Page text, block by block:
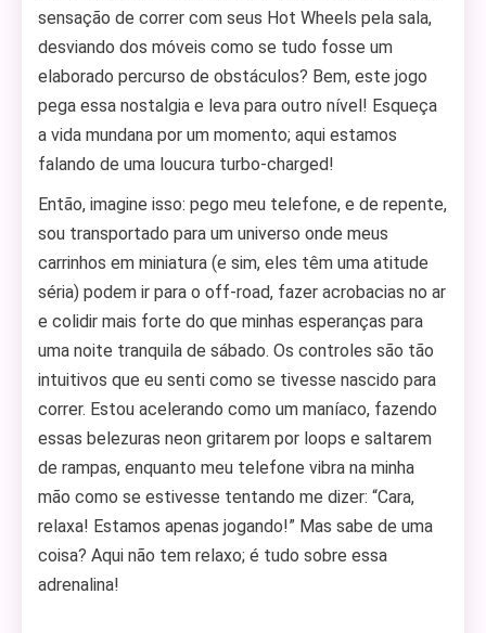
sensação de correr com seus Hot Wheels pela sala,
desviando dos móveis como se tudo fosse um
elaborado percurso de obstáculos? Bem, este jogo
pega essa nostalgia e leva para outro nível! Esqueça
a vida mundana por um momento; aqui estamos
falando de uma loucura turbo-charged!
Então, imagine isso: pego meu telefone, e de repente,
sou transportado para um universo onde meus
carrinhos em miniatura (e sim, eles têm uma atitude
séria) podem ir para o off-road, fazer acrobacias no ar
e colidir mais forte do que minhas esperanças para
uma noite tranquila de sábado. Os controles são tão
intuitivos que eu senti como se tivesse nascido para
correr. Estou acelerando como um maníaco, fazendo
essas belezuras neon gritarem por loops e saltarem
de rampas, enquanto meu telefone vibra na minha
mão como se estivesse tentando me dizer: “Cara,
relaxa! Estamos apenas jogando!” Mas sabe de uma
coisa? Aqui não tem relaxo; é tudo sobre essa
adrenalina!